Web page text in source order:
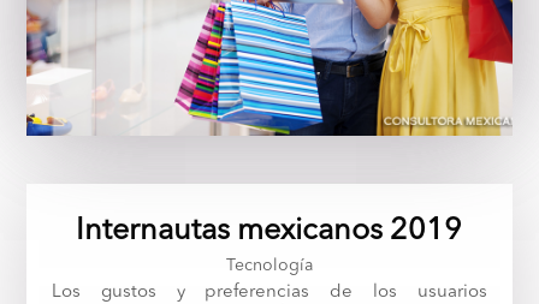
Internautas mexicanos 2019
Tecnología
Los gustos y preferencias de los usuarios